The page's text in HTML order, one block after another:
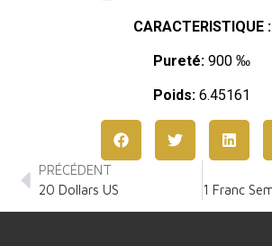
CARACTERISTIQUE :
Pureté: 900 ‰
Poids: 6.45161
PRÉCÉDENT
20 Dollars US